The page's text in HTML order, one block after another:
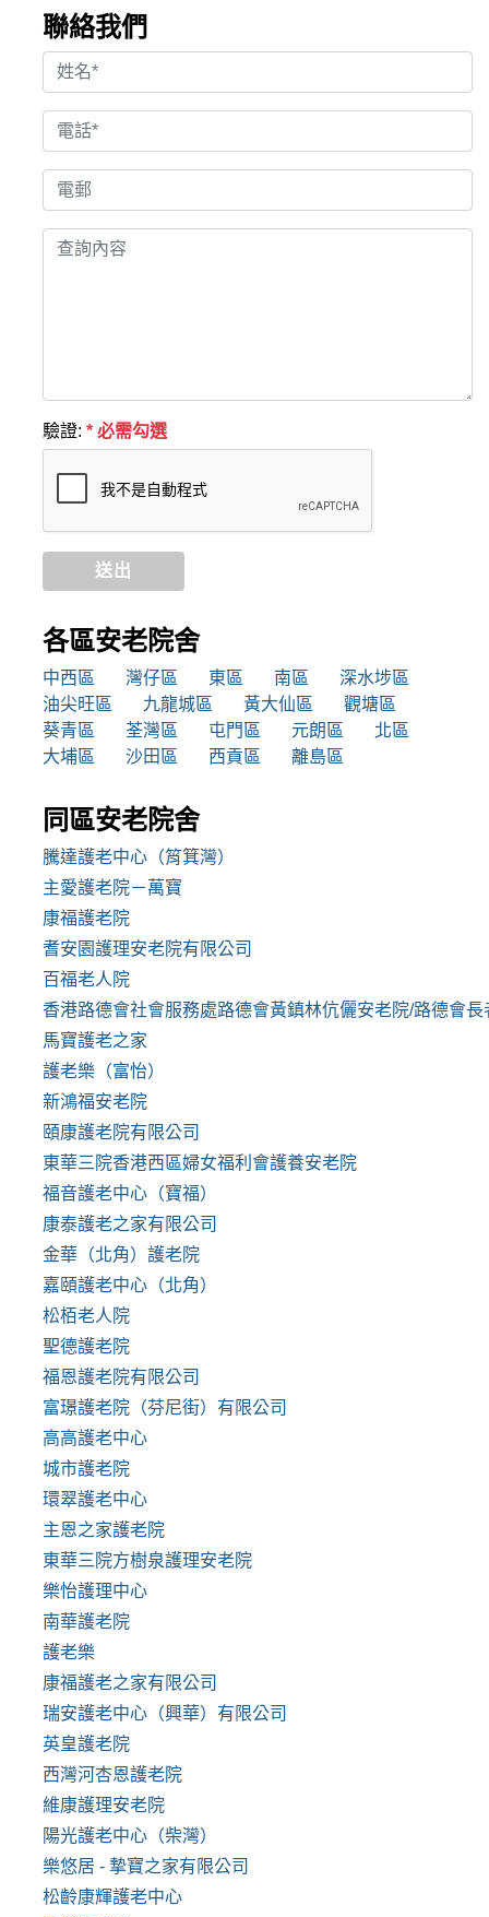
聯絡我們
驗證: * 必需勾選
送出
各區安老院舍
中西區 灣仔區 東區 南區
深水埗區
油尖旺區
九龍城區 黃大仙區
觀塘區
葵青區
荃灣區 屯門區 元朗區
北區
大埔區
沙田區 西貢區 離島區
同區安老院舍
騰達護老中心（筲箕灣）
主愛護老院－萬寶
康福護老院
耆安園護理安老院有限公司
百福老人院
香港路德會社會服務處路德會黃鎮林伉儷安老院/路德會
馬寶護老之家
護老樂（富怡）
新鴻福安老院
頤康護老院有限公司
東華三院香港西區婦女福利會護養安老院
福音護老中心（寶福）
康泰護老之家有限公司
金華（北角）護老院
嘉頤護老中心（北角）
松栢老人院
聖德護老院
福恩護老院有限公司
富璟護老院（芬尼街）有限公司
高高護老中心
城市護老院
環翠護老中心
主恩之家護老院
東華三院方樹泉護理安老院
樂怡護理中心
南華護老院
護老樂
康福護老之家有限公司
瑞安護老中心（興華）有限公司
英皇護老院
西灣河杏恩護老院
維康護理安老院
陽光護老中心（柴灣）
樂悠居 - 摯寶之家有限公司
松齡康輝護老中心